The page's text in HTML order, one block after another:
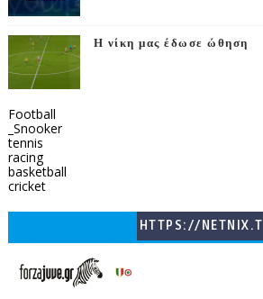
Η νίκη μας έδωσε ώθηση
Football
_Snooker
tennis
racing
basketball
cricket
HTTPS://NETNIX.T